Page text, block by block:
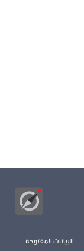
البيانات المفتوحة